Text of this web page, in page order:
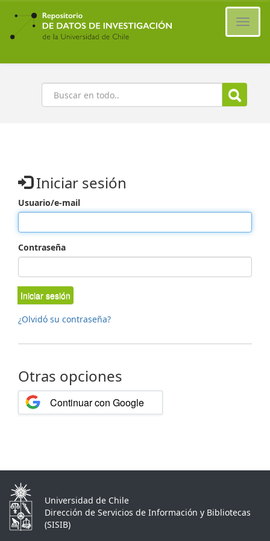
Ir
contenido
principal
Buscar
Iniciar sesión
Usuario/e-mail
Contraseña
Iniciar sesión
¿Olvidó su contraseña?
Otras opciones
Continuar con Google
Universidad de Chile
Dirección de Servicios de Información y Bibliotecas
(SISIB)